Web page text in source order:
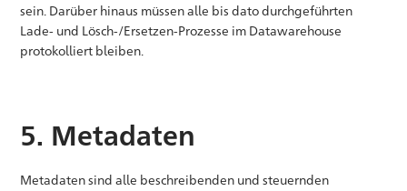
sein. Darüber hinaus müssen alle bis dato durchgeführten
Lade- und Lösch-/Ersetzen-Prozesse im Datawarehouse
protokolliert bleiben.
5. Metadaten
Metadaten sind alle beschreibenden und steuernden